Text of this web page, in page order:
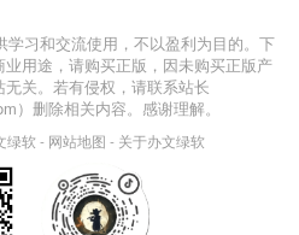
习和交流使用，不以盈利为目的。下
用途，请购买正版，因未购买正版产
关。若有侵权，请联系站长
）删除相关内容。感谢理解。
绿软 - 网站地图 - 关于办文绿软